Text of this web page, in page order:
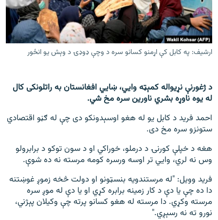
اړیکه
دري پاڼه
Azadi English
د ازادې اروپا/ ازادي راډيو ټولې پاڼې
ارشیف: په کابل کې اړمنو کسانو سره د وچې ډوډۍ د وېش یو انځور
د ژغورنې نړیواله کمېټه وايي، ښايي افغانستان به راتلونکی کال
له یوه ناوړه بشري ناورین سره مخ شي.
احمد فرید د کابل یو له هغو اوسېدونکو دی چې له ګڼو اقتصادي
ستونزو سره مخ دی.
هغه د خپلې کورنۍ د درملو، خوراکي او د سون توکو د برابرولو
وس نه لري، وايي تر اوسه ورسره کومه مرسته نه ده شوې.
فرید وویل: "له مرستندويه بنسټونو او دولت څخه زموږ غوښتنه
دا ده چې يا دې د کار زمينه برابره کړي او يا دې له موږ سره
مرسته وکړي. دا مرسته له هغو کسانو پرته چې وکيلان پېژني،
نورو ته نه رسېږي."